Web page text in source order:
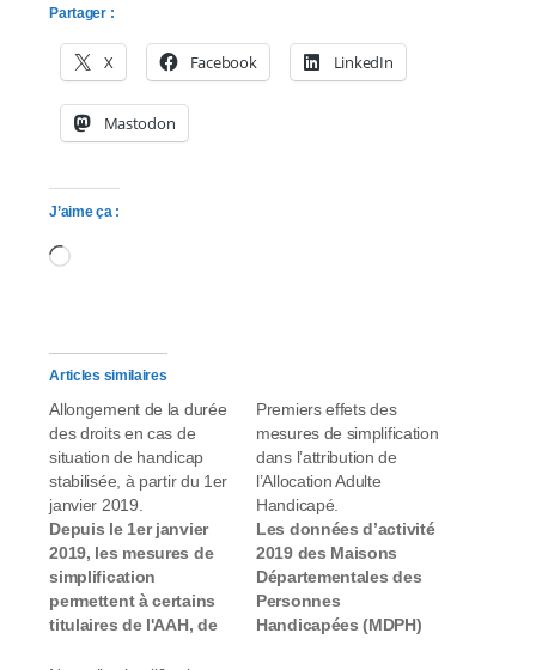
Partager :
X Facebook LinkedIn
Mastodon
J’aime ça :
Articles similaires
Allongement de la durée
des droits en cas de
situation de handicap
stabilisée, à partir du 1er
janvier 2019.
Depuis le 1er janvier
2019, les mesures de
simplification
permettent à certains
titulaires de l'AAH, de
Premiers effets des
mesures de simplification
dans l’attribution de
l’Allocation Adulte
Handicapé.
Les données d’activité
2019 des Maisons
Départementales des
Personnes
Handicapées (MDPH)